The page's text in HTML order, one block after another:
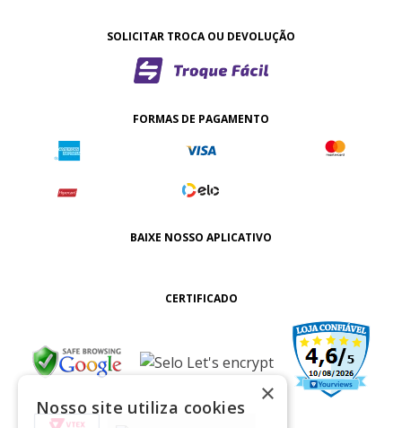
SOLICITAR TROCA OU DEVOLUÇÃO
FORMAS DE PAGAMENTO
BAIXE NOSSO APLICATIVO
CERTIFICADO
×
Nosso site utiliza cookies